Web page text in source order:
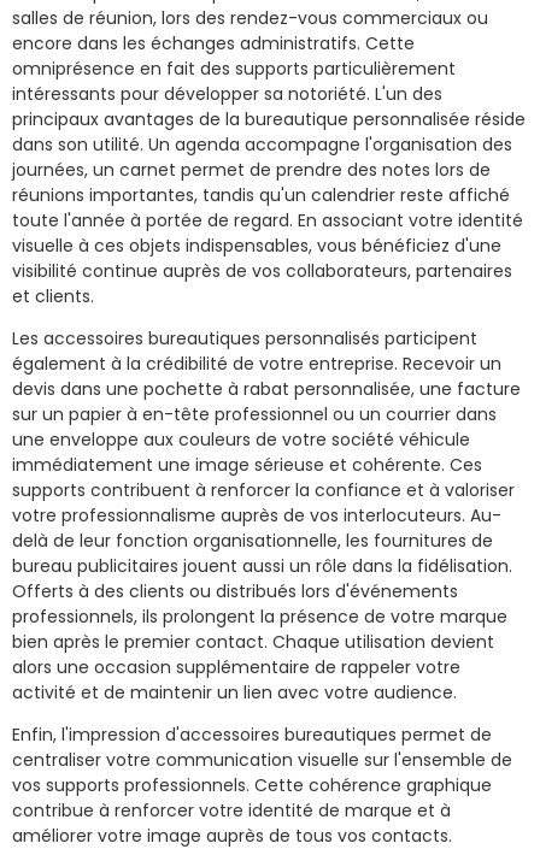
salles de réunion, lors des rendez-vous commerciaux ou
encore dans les échanges administratifs. Cette
omniprésence en fait des supports particulièrement
intéressants pour développer sa notoriété. L'un des
principaux avantages de la bureautique personnalisée réside
dans son utilité. Un agenda accompagne l'organisation des
journées, un carnet permet de prendre des notes lors de
réunions importantes, tandis qu'un calendrier reste affiché
toute l'année à portée de regard. En associant votre identité
visuelle à ces objets indispensables, vous bénéficiez d'une
visibilité continue auprès de vos collaborateurs, partenaires
et clients.
Les accessoires bureautiques personnalisés participent
également à la crédibilité de votre entreprise. Recevoir un
devis dans une pochette à rabat personnalisée, une facture
sur un papier à en-tête professionnel ou un courrier dans
une enveloppe aux couleurs de votre société véhicule
immédiatement une image sérieuse et cohérente. Ces
supports contribuent à renforcer la confiance et à valoriser
votre professionnalisme auprès de vos interlocuteurs. Au-
delà de leur fonction organisationnelle, les fournitures de
bureau publicitaires jouent aussi un rôle dans la fidélisation.
Offerts à des clients ou distribués lors d'événements
professionnels, ils prolongent la présence de votre marque
bien après le premier contact. Chaque utilisation devient
alors une occasion supplémentaire de rappeler votre
activité et de maintenir un lien avec votre audience.
Enfin, l'impression d'accessoires bureautiques permet de
centraliser votre communication visuelle sur l'ensemble de
vos supports professionnels. Cette cohérence graphique
contribue à renforcer votre identité de marque et à
améliorer votre image auprès de tous vos contacts.